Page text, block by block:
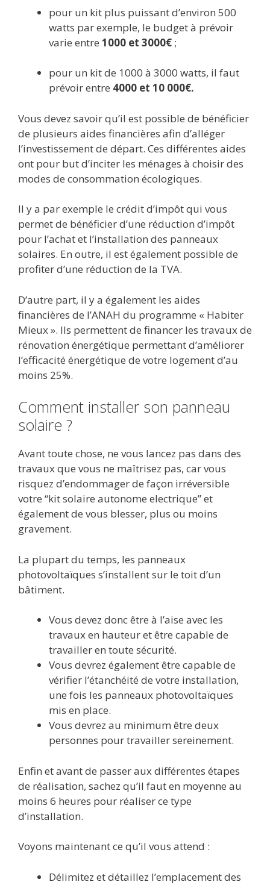
pour un kit plus puissant d’environ 500
watts par exemple, le budget à prévoir
varie entre 1000 et 3000€ ;
pour un kit de 1000 à 3000 watts, il faut
prévoir entre 4000 et 10 000€.
Vous devez savoir qu’il est possible de bénéficier
de plusieurs aides financières afin d’alléger
l’investissement de départ. Ces différentes aides
ont pour but d’inciter les ménages à choisir des
modes de consommation écologiques.
Il y a par exemple le crédit d’impôt qui vous
permet de bénéficier d’une réduction d’impôt
pour l’achat et l’installation des panneaux
solaires. En outre, il est également possible de
profiter d’une réduction de la TVA.
D’autre part, il y a également les aides
financières de l’ANAH du programme « Habiter
Mieux ». Ils permettent de financer les travaux de
rénovation énergétique permettant d’améliorer
l’efficacité énergétique de votre logement d’au
moins 25%.
Comment installer son panneau
solaire ?
Avant toute chose, ne vous lancez pas dans des
travaux que vous ne maîtrisez pas, car vous
risquez d’endommager de façon irréversible
votre “kit solaire autonome electrique” et
également de vous blesser, plus ou moins
gravement.
La plupart du temps, les panneaux
photovoltaïques s’installent sur le toit d’un
bâtiment.
Vous devez donc être à l’aise avec les
travaux en hauteur et être capable de
travailler en toute sécurité.
Vous devrez également être capable de
vérifier l’étanchéité de votre installation,
une fois les panneaux photovoltaïques
mis en place.
Vous devrez au minimum être deux
personnes pour travailler sereinement.
Enfin et avant de passer aux différentes étapes
de réalisation, sachez qu’il faut en moyenne au
moins 6 heures pour réaliser ce type
d’installation.
Voyons maintenant ce qu’il vous attend :
Délimitez et détaillez l’emplacement des